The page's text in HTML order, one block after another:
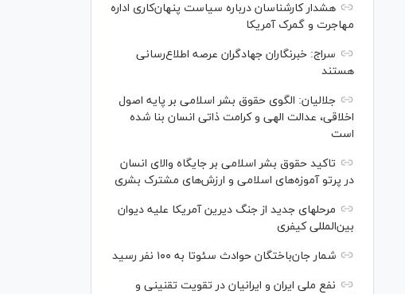
هشدار کارشناسان درباره سیاست پنهان‌کاری اداره
مهاجرت و گمرک آمریکا
سراج: خبرنگاران جهادگران عرصه اطلاع‌رسانی
هستند
جلالیان: الگوی حقوق بشر اسلامی بر پایه اصول
اخلاقی، عدالت الهی و کرامت ذاتی انسان بنا شده
است
تاکید حقوق بشر اسلامی بر جایگاه والای انسان
در پرتو آموزه‌های اسلامی و ارزش‌های مشترک بشری
مرحله‎ای جدید از جنگ دیرین آمریکا علیه دیوان
بین‌المللی کیفری
شمار جان‌باختگان حوادث سئوتا به ۱۰۰ نفر رسید
نفع ملی ایران و ایرانیان در تقویت تقنینی و